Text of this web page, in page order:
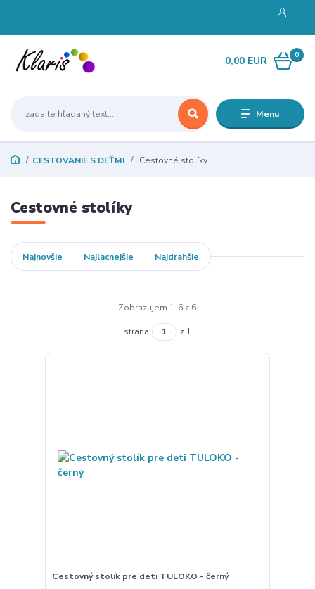
Menu
0
0,00 EUR
CESTOVANIE S DEŤMI Cestovné stolíky
Cestovné stolíky
Najnovšie Najlacnejšie Najdrahšie
Zobrazujem 1-6 z 6
strana z 1
Cestovný stolík pre deti TULOKO - černý